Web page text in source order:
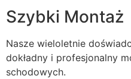
Szybki Montaż
Nasze wieloletnie
dokładny i profesjonalny
schodowych.